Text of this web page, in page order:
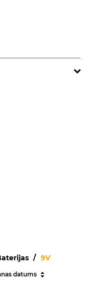
9V
datums